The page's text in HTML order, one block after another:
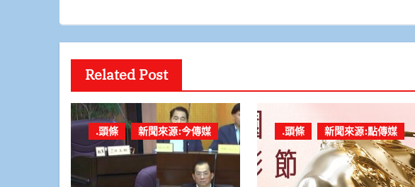
Related Post
.頭條 新聞來源:今傳媒 .頭條 新聞來源:點傳媒